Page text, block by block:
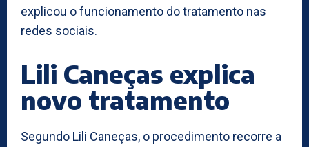
explicou o funcionamento do tratamento nas
redes sociais.
Lili Caneças explica
novo tratamento
Segundo Lili Caneças, o procedimento recorre a